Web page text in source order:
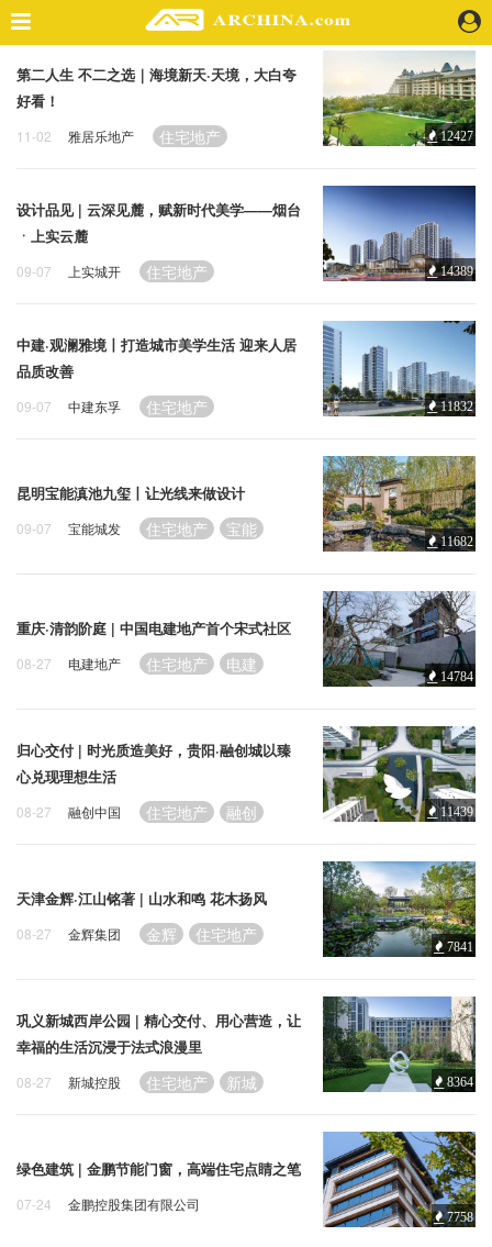
精选案例
景 观
视 频
头条资讯
机 构
人 物
快速搜索
企业招聘
广告投放
第二人生 不二之选｜海境新天·天境，大白夸
好看！
11-02 雅居乐地产 住宅地产 12427
设计品见 | 云深见麓，赋新时代美学——烟台
ㆍ上实云麓
09-07 上实城开 住宅地产 14389
中建·观澜雅境丨打造城市美学生活 迎来人居
品质改善
09-07 中建东孚 住宅地产 11832
昆明宝能滇池九玺丨让光线来做设计
09-07 宝能城发 住宅地产 宝能
11682
重庆·清韵阶庭 | 中国电建地产首个宋式社区
08-27 电建地产 住宅地产 电建
14784
归心交付 | 时光质造美好，贵阳·融创城以臻
心兑现理想生活
08-27 融创中国 住宅地产 融创 11439
天津金辉·江山铭著 | 山水和鸣 花木扬风
08-27 金辉集团 金辉 住宅地产
7841
巩义新城西岸公园 | 精心交付、用心营造，让
幸福的生活沉浸于法式浪漫里
08-27 新城控股 住宅地产 新城 8364
绿色建筑 | 金鹏节能门窗，高端住宅点睛之笔
07-24 金鹏控股集团有限公司
7758